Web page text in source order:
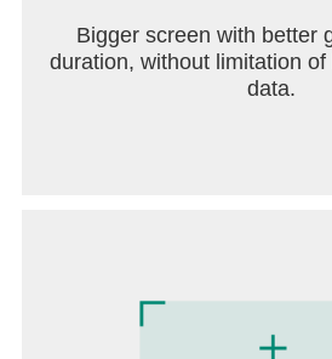
Bigger screen with better
duration, without limitation
data.